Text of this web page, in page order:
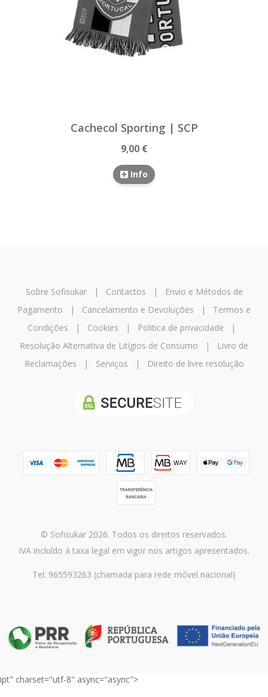
Cachecol Sporting | SCP
9,00 €
Info
Sobre Sofisukar| Contactos |
Envio e Métodos de
Pagamento | Cancelamento e Devoluções | Termos e
Condições | Cookies | Politica de privacidade |
Resolução Alternativa de Litígios de Consumo |
Livro de
Reclamações | Serviços | Direito de livre resolução
© Sofisukar 2026. Todos os direitos reservados.
IVA incluído à taxa legal em vigor nos artigos apresentados.
Tel: 965593263 (chamada para rede móvel nacional)
ipt" charset="utf-8" async="async">